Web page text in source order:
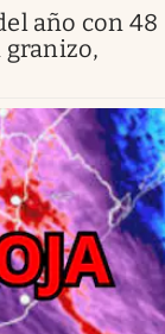
año con 48